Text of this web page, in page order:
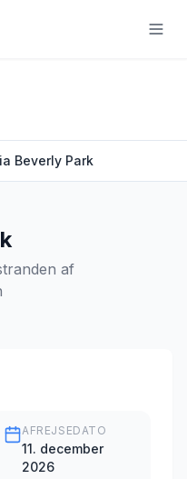
Beverly Park
af
AFREJSEDATO
11. december
2026